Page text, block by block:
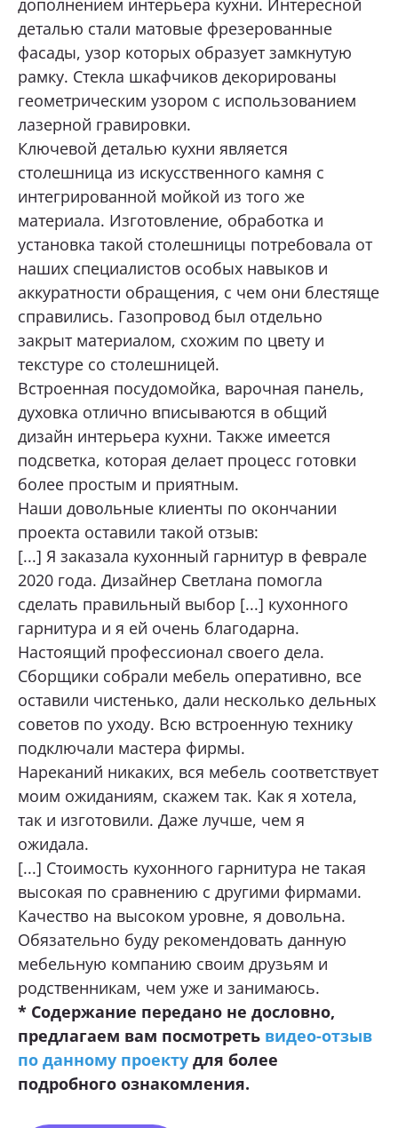
дополнением интерьера кухни. Интересной
деталью стали матовые фрезерованные
фасады, узор которых образует замкнутую
рамку. Стекла шкафчиков декорированы
геометрическим узором с использованием
лазерной гравировки.
Ключевой деталью кухни является
столешница из искусственного камня с
интегрированной мойкой из того же
материала. Изготовление, обработка и
установка такой столешницы потребовала от
наших специалистов особых навыков и
аккуратности обращения, с чем они блестяще
справились. Газопровод был отдельно
закрыт материалом, схожим по цвету и
текстуре со столешницей.
Встроенная посудомойка, варочная панель,
духовка отлично вписываются в общий
дизайн интерьера кухни. Также имеется
подсветка, которая делает процесс готовки
более простым и приятным.
Наши довольные клиенты по окончании
проекта оставили такой отзыв:
[...] Я заказала кухонный гарнитур в феврале
2020 года. Дизайнер Светлана помогла
сделать правильный выбор [...] кухонного
гарнитура и я ей очень благодарна.
Настоящий профессионал своего дела.
Сборщики собрали мебель оперативно, все
оставили чистенько, дали несколько дельных
советов по уходу. Всю встроенную технику
подключали мастера фирмы.
Нареканий никаких, вся мебель соответствует
моим ожиданиям, скажем так. Как я хотела,
так и изготовили. Даже лучше, чем я
ожидала.
[...] Стоимость кухонного гарнитура не такая
высокая по сравнению с другими фирмами.
Качество на высоком уровне, я довольна.
Обязательно буду рекомендовать данную
мебельную компанию своим друзьям и
родственникам, чем уже и занимаюсь.
* Содержание передано не дословно,
предлагаем вам посмотреть видео-отзыв
по данному проекту для более
подробного ознакомления.
ОТПРАВИТЬ
Нажимая кнопку «Отправить», я даю свое согласие
на обработку моих персональных данных, в соответствии с
Федеральным законом от 27.07.2006 года № 152-ФЗ
«О персональных данных», на условиях и для целей,
определенных вСогласии на обработку персональных данных *